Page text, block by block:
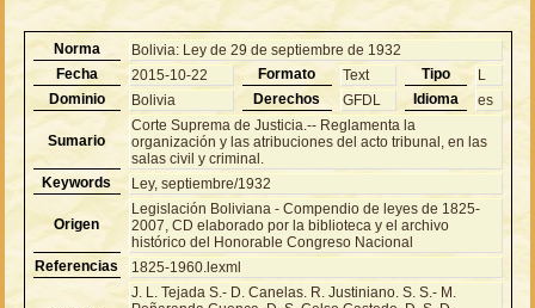
Norma
Bolivia: Ley de 29 de septiembre de 1932
Fecha
2015-10-22 Formato Text Tipo
L
Dominio
Bolivia Derechos GFDL Idioma es
Sumario
Corte Suprema de Justicia.-- Reglamenta la
organización y las atribuciones del acto tribunal, en las
salas civil y criminal.
Keywords
Ley, septiembre/1932
Origen
Legislación Boliviana - Compendio de leyes de 1825-
2007, CD elaborado por la biblioteca y el archivo
histórico del Honorable Congreso Nacional
Referencias
1825-1960.lexml
J. L. Tejada S.- D. Canelas. R. Justiniano. S. S.- M.